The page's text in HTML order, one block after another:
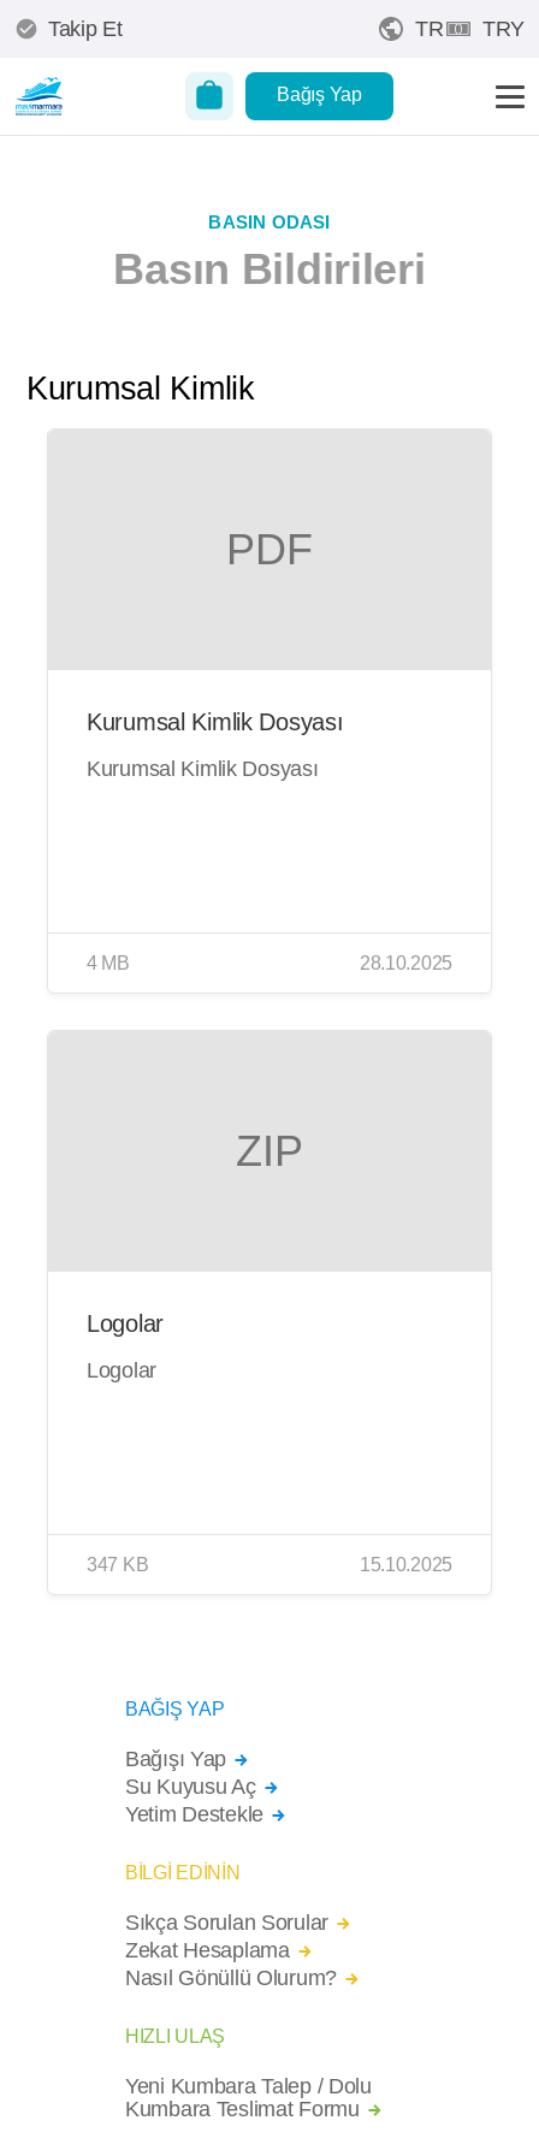
Takip Et TR TRY
Bağış Yap
BASIN ODASI
Basın Bildirileri
Kurumsal Kimlik
PDF
Kurumsal Kimlik Dosyası
Kurumsal Kimlik Dosyası
4 MB 28.10.2025
ZIP
Logolar
Logolar
347 KB 15.10.2025
BAĞIŞ YAP
Bağışı Yap
Su Kuyusu Aç
Yetim Destekle
BİLGİ EDİNİN
Sıkça Sorulan Sorular
Zekat Hesaplama
Nasıl Gönüllü Olurum?
HIZLI ULAŞ
Yeni Kumbara Talep / Dolu
Kumbara Teslimat Formu